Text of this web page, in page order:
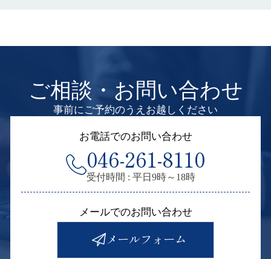
ご相談・お問い合わせ
事前にご予約のうえお越しください
お電話でのお問い合わせ
046-261-8110
受付時間 : 平日9時～18時
メールでのお問い合わせ
メールフォーム